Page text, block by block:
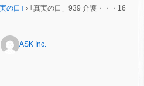
の口｣ › ｢真実の口」939 介護・・・16
ASK Inc.